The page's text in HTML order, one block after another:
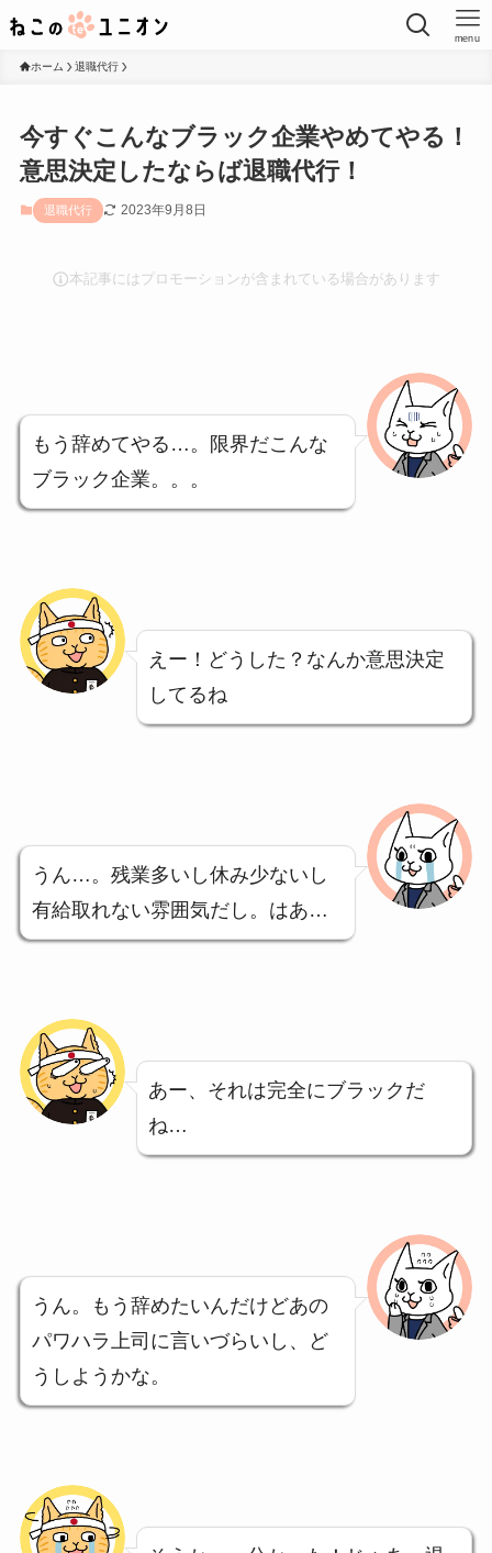
menu
ホーム 退職代行
今すぐこんなブラック企業やめてやる！
意思決定したならば退職代行！
退職代行 2023年9月8日
本記事にはプロモーションが含まれている場合があります
もう辞めてやる…。限界だこんな
ブラック企業。。。
えー！どうした？なんか意思決定
してるね
うん…。残業多いし休み少ないし
有給取れない雰囲気だし。はあ…
あー、それは完全にブラックだ
ね…
うん。もう辞めたいんだけどあの
パワハラ上司に言いづらいし、ど
うしようかな。